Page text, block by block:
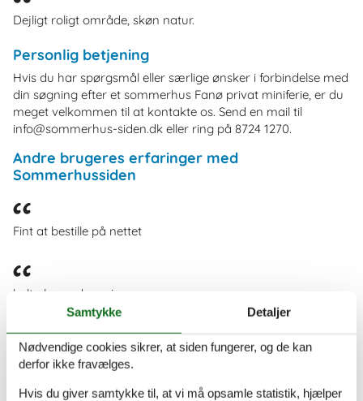
Dejligt roligt område, skøn natur.
Personlig betjening
Hvis du har spørgsmål eller særlige ønsker i forbindelse med
din søgning efter et sommerhus Fanø privat miniferie, er du
meget velkommen til at kontakte os. Send en mail til
info@sommerhus-siden.dk eller ring på 8724 1270.
Andre brugeres erfaringer med
Sommerhussiden
Fint at bestille på nettet
helt ok - god service.
I orden.
Samtykke Detaljer
Nødvendige cookies sikrer, at siden fungerer, og de kan
derfor ikke fravælges.
Hvis du giver samtykke til, at vi må opsamle statistik, hjælper